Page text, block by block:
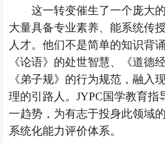
这一转变催生了一个庞大
大量具备专业素养、能系统传
人才。他们不是简单的知识背
《论语》的处世智慧、《道德
《弟子规》的行为规范，融入
理的引路人。JYPC国学教育指
一趋势，为有志于投身此领域
系统化能力评价体系。